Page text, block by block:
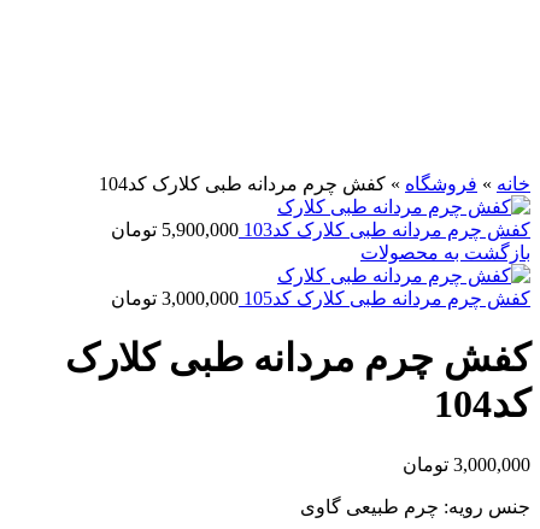
خانه » فروشگاه » کفش چرم مردانه طبی کلارک کد104
کفش چرم مردانه طبی کلارک کد103 5,900,000 تومان
بازگشت به محصولات
کفش چرم مردانه طبی کلارک کد105 3,000,000 تومان
کفش چرم مردانه طبی کلارک
کد104
3,000,000 تومان
جنس رویه: چرم طبیعی گاوی